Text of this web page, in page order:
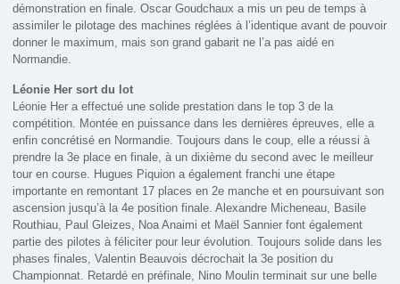
démonstration en finale. Oscar Goudchaux a mis un peu de temps à
assimiler le pilotage des machines réglées à l’identique avant de pouvoir
donner le maximum, mais son grand gabarit ne l’a pas aidé en
Normandie.
Léonie Her sort du lot
Léonie Her a effectué une solide prestation dans le top 3 de la
compétition. Montée en puissance dans les dernières épreuves, elle a
enfin concrétisé en Normandie. Toujours dans le coup, elle a réussi à
prendre la 3e place en finale, à un dixième du second avec le meilleur
tour en course. Hugues Piquion a également franchi une étape
importante en remontant 17 places en 2e manche et en poursuivant son
ascension jusqu’à la 4e position finale. Alexandre Micheneau, Basile
Routhiau, Paul Gleizes, Noa Anaimi et Maël Sannier font également
partie des pilotes à féliciter pour leur évolution. Toujours solide dans les
phases finales, Valentin Beauvois décrochait la 3e position du
Championnat. Retardé en préfinale, Nino Moulin terminait sur une belle